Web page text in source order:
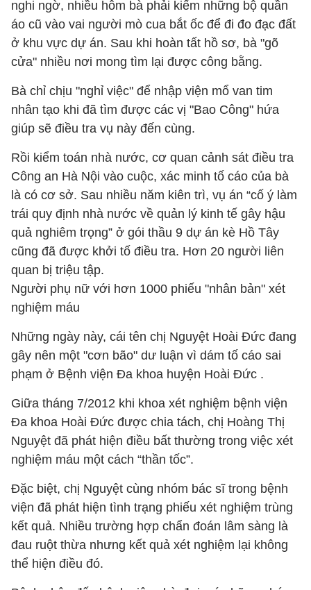
nghi ngờ, nhiều hôm bà phải kiếm những bộ quần
áo cũ vào vai người mò cua bắt ốc để đi đo đạc đất
ở khu vực dự án. Sau khi hoàn tất hồ sơ, bà "gõ
cửa" nhiều nơi mong tìm lại được công bằng.
Bà chỉ chịu "nghỉ việc" để nhập viện mổ van tim
nhân tạo khi đã tìm được các vị "Bao Công" hứa
giúp sẽ điều tra vụ này đến cùng.
Rồi kiểm toán nhà nước, cơ quan cảnh sát điều tra
Công an Hà Nội vào cuộc, xác minh tố cáo của bà
là có cơ sở. Sau nhiều năm kiên trì, vụ án “cố ý làm
trái quy định nhà nước về quản lý kinh tế gây hậu
quả nghiêm trọng” ở gói thầu 9 dự án kè Hồ Tây
cũng đã được khởi tố điều tra. Hơn 20 người liên
quan bị triệu tập.
Người phụ nữ với hơn 1000 phiếu "nhân bản" xét
nghiệm máu
Những ngày này, cái tên chị Nguyệt Hoài Đức đang
gây nên một "cơn bão" dư luận vì dám tố cáo sai
phạm ở Bệnh viện Đa khoa huyện Hoài Đức .
Giữa tháng 7/2012 khi khoa xét nghiệm bệnh viện
Đa khoa Hoài Đức được chia tách, chị Hoàng Thị
Nguyệt đã phát hiện điều bất thường trong việc xét
nghiệm máu một cách “thần tốc”.
Đặc biệt, chị Nguyệt cùng nhóm bác sĩ trong bệnh
viện đã phát hiện tình trạng phiếu xét nghiệm trùng
kết quả. Nhiều trường hợp chẩn đoán lâm sàng là
đau ruột thừa nhưng kết quả xét nghiệm lại không
thể hiện điều đó.